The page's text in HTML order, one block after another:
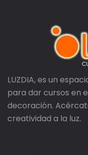
LUZDIA, es un
para dar cursos en
decoración.
creatividad a la luz.